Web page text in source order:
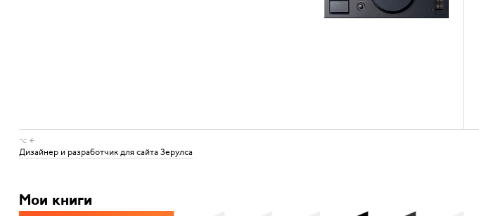
⌥ ←
Дизайнер и разработчик для сайта Зерулса
Мои книги